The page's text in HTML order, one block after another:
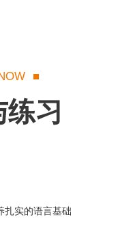
习
扎实的语言基础